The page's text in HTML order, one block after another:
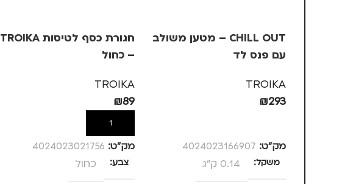
CHILL OUT – מטען משולב
עם פנס לד
TROIKA
₪293
מק”ט: 4024023166907
משקל 0.14 ק"ג
חגורת כסף לטיסות TROIKA
– כחול
TROIKA
₪89
הוספה לסל
מק”ט: 4024023021756
צבע כחול